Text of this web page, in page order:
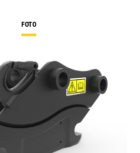
FOTO